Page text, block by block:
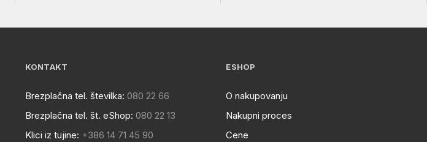
KONTAKT
Brezplačna tel. številka: 080 22 66
Brezplačna tel. št. eShop: 080 22 13
Klici iz tujine: +386 14 71 45 90
ESHOP
O nakupovanju
Nakupni proces
Cene